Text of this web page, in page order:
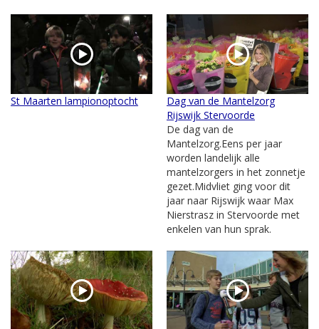
St Maarten lampionoptocht
Dag van de Mantelzorg
Rijswijk Stervoorde
De dag van de
Mantelzorg.Eens per jaar
worden landelijk alle
mantelzorgers in het zonnetje
gezet.Midvliet ging voor dit
jaar naar Rijswijk waar Max
Nierstrasz in Stervoorde met
enkelen van hun sprak.